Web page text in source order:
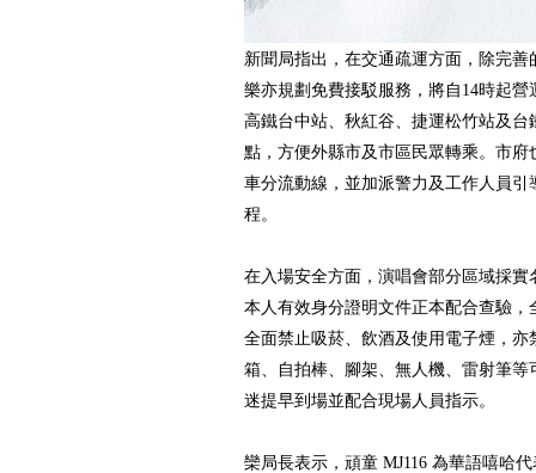
新聞局指出，在交通疏運方面，除完
樂亦規劃免費接駁服務，將自14時起
高鐵台中站、秋紅谷、捷運松竹站及台
點，方便外縣市及市區民眾轉乘。市
車分流動線，並加派警力及工作人員
程。
在入場安全方面，演唱會部分區域採
本人有效身分證明文件正本配合查驗
全面禁止吸菸、飲酒及使用電子煙，
箱、自拍棒、腳架、無人機、雷射筆
迷提早到場並配合現場人員指示。
欒局長表示，頑童 MJ116 為華語嘻哈